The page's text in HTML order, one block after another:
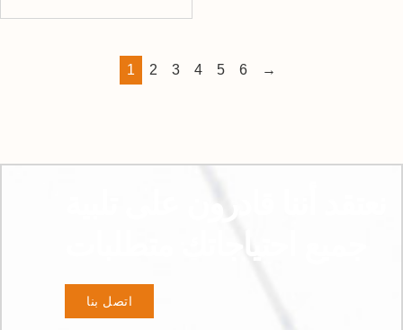
1 2 3 4 5 6 →
نعتقد أننا قادرون على تلبية
اتصل بنا